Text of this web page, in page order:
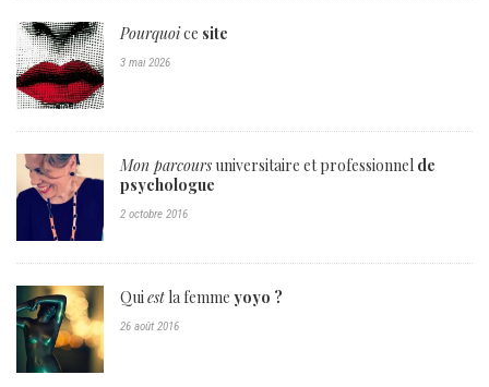
Pourquoice site
3 mai 2026
Mon parcours universitaire et professionnel de
psychologue
2 octobre 2016
Qui est la femme yoyo ?
26 août 2016